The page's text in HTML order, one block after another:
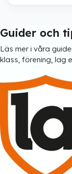
Guider och
Läs mer i våra
klass, förening, lag